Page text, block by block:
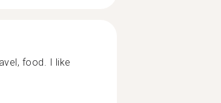
food. I like